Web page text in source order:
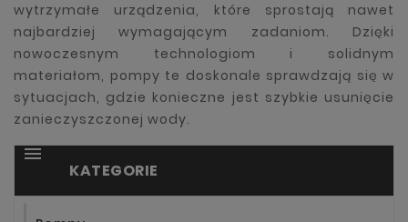
wytrzymałe urządzenia, które sprostają nawet
najbardziej wymagającym zadaniom. Dzięki
nowoczesnym technologiom i solidnym
materiałom, pompy te doskonale sprawdzają się w
sytuacjach, gdzie konieczne jest szybkie usunięcie
zanieczyszczonej wody.
KATEGORIE
